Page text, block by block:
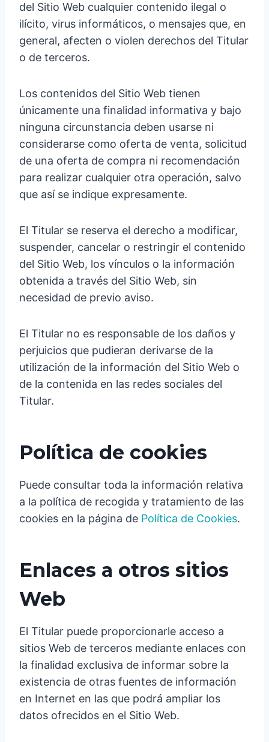
del Sitio Web cualquier contenido ilegal o
ilícito, virus informáticos, o mensajes que, en
general, afecten o violen derechos del Titular
o de terceros.
Los contenidos del Sitio Web tienen
únicamente una finalidad informativa y bajo
ninguna circunstancia deben usarse ni
considerarse como oferta de venta, solicitud
de una oferta de compra ni recomendación
para realizar cualquier otra operación, salvo
que así se indique expresamente.
El Titular se reserva el derecho a modificar,
suspender, cancelar o restringir el contenido
del Sitio Web, los vínculos o la información
obtenida a través del Sitio Web, sin
necesidad de previo aviso.
El Titular no es responsable de los daños y
perjuicios que pudieran derivarse de la
utilización de la información del Sitio Web o
de la contenida en las redes sociales del
Titular.
Política de cookies
Puede consultar toda la información relativa
a la política de recogida y tratamiento de las
cookies en la página de Política de Cookies.
Enlaces a otros sitios
Web
El Titular puede proporcionarle acceso a
sitios Web de terceros mediante enlaces con
la finalidad exclusiva de informar sobre la
existencia de otras fuentes de información
en Internet en las que podrá ampliar los
datos ofrecidos en el Sitio Web.